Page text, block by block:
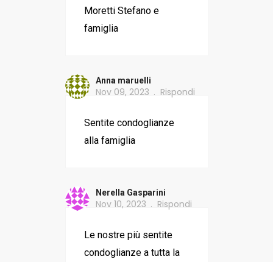
Moretti Stefano e
famiglia
Anna maruelli
Nov 09, 2023 Rispondi
Sentite condoglianze
alla famiglia
Nerella Gasparini
Nov 10, 2023 Rispondi
Le nostre più sentite
condoglianze a tutta la